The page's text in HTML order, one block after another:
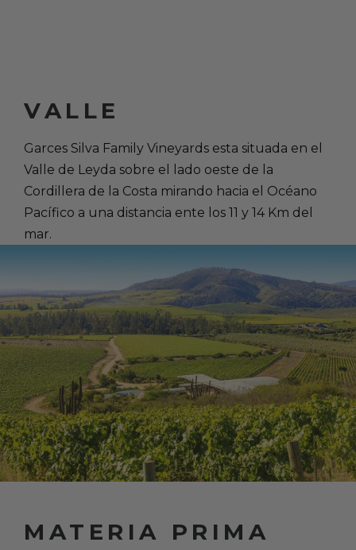
VALLE
Garces Silva Family Vineyards esta situada en el
Valle de Leyda sobre el lado oeste de la
Cordillera de la Costa mirando hacia el Océano
Pacífico a una distancia ente los 11 y 14 Km del
mar.
MATERIA PRIMA